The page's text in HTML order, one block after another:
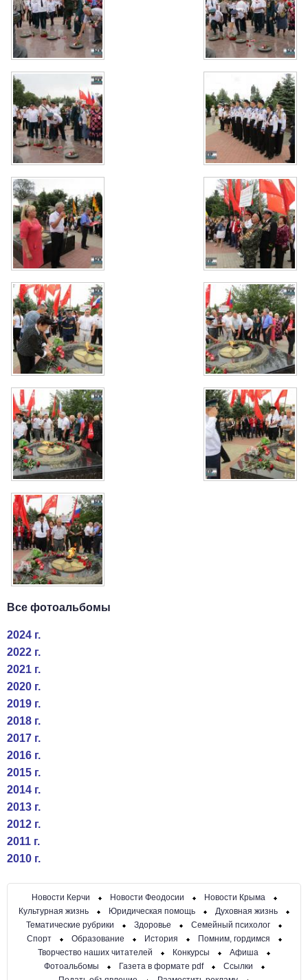
Все фотоальбомы
2024 г.
2022 г.
2021 г.
2020 г.
2019 г.
2018 г.
2017 г.
2016 г.
2015 г.
2014 г.
2013 г.
2012 г.
2011 г.
2010 г.
Новости Керчи Новости Феодосии
Новости Крыма
Культурная жизнь
Юридическая помощь
Духовная жизнь
Тематические рубрики
Здоровье
Семейный психолог
Спорт
Образование История
Помним, гордимся
Творчество наших читателей
Конкурсы
Афиша
Фотоальбомы
Газета в формате pdf
Ссылки